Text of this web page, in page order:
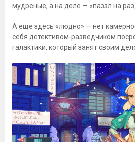
мудреные, а на деле — «паззл на
А еще здесь «людно» — нет
себя детективом-разведчиком
галактики, который занят своим